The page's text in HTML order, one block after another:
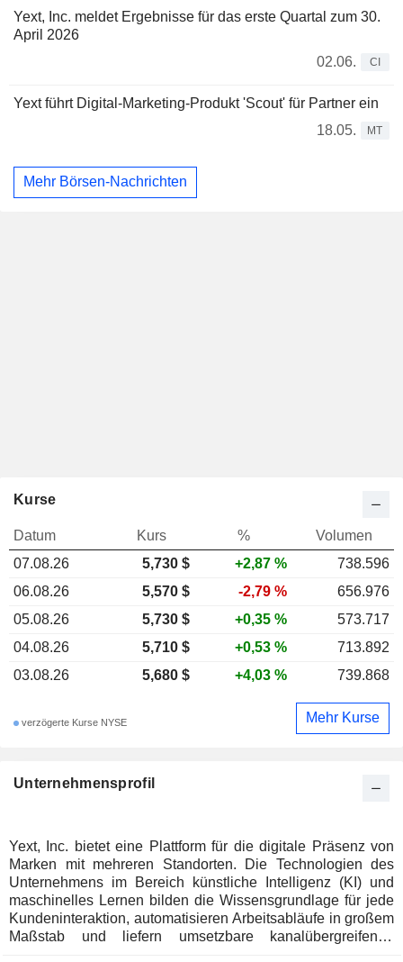
Yext, Inc. meldet Ergebnisse für das erste Quartal zum 30.
April 2026
02.06.
CI
Yext führt Digital-Marketing-Produkt 'Scout' für Partner ein
18.05.
MT
Mehr Börsen-Nachrichten
Unternehmensprofil
Yext, Inc. bietet eine Plattform für die digitale Präsenz von
Marken mit mehreren Standorten. Die Technologien des
Unternehmens im Bereich künstliche Intelligenz (KI) und
maschinelles Lernen bilden die Wissensgrundlage für jede
Kundeninteraktion, automatisieren Arbeitsabläufe in großem
Maßstab und liefern umsetzbare kanalübergreifende
Kurse
Datum Kurs %
Volumen
07.08.26
5,730 $ +2,87 %
738.596
06.08.26
5,570 $ -2,79 %
656.976
05.08.26
5,730 $ +0,35 %
573.717
04.08.26
5,710 $ +0,53 %
713.892
03.08.26
5,680 $ +4,03 % 739.868
verzögerte Kurse NYSE Mehr Kurse